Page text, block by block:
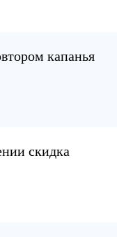
капанья
скидка